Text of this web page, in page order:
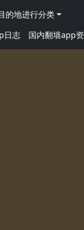
的地进行分类
日志 国内翻墙app